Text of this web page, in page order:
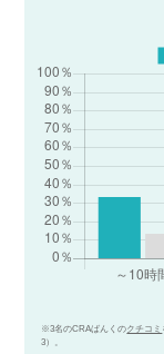
※3名のCRAばんくのクチコミ
3）。